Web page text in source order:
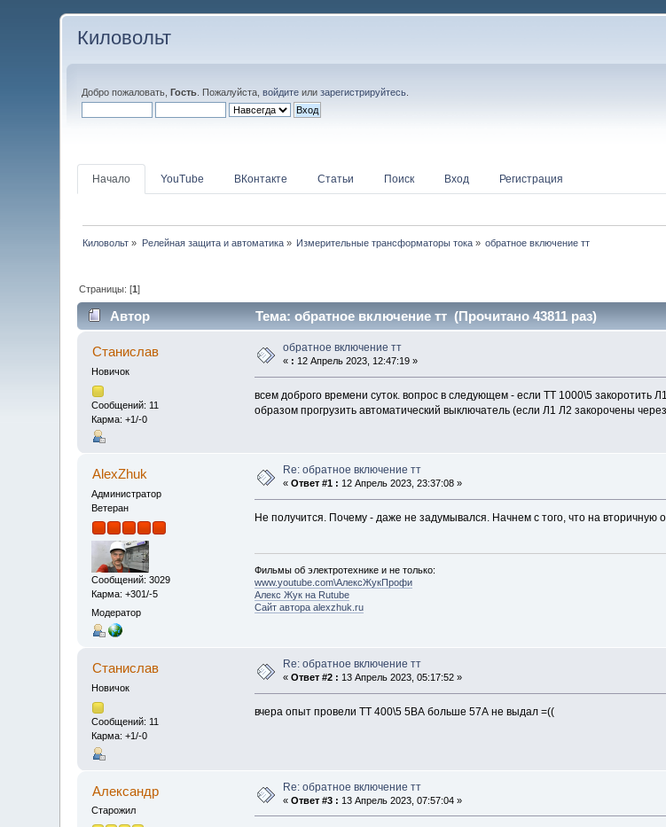
Киловольт
Добро пожаловать,Гость . Пожалуйста,войдите илизарегистрируйтесь
Начало YouTube ВКонтакте Статьи Поиск Вход Регистрация
Киловольт » Релейная защита и автоматика» Измерительные трансформаторы тока » обратное включение тт
Страницы: [1]
Автор Тема: обратное включение тт (Прочитано 43811 раз)
Станислав
Новичок
Сообщений: 11
Карма: +1/-0
обратное включение тт
« : 12 Апрель 2023, 12:47:19 »
всем доброго времени суток. вопрос в следующем - если ТТ 1000\5
образом прогрузить автоматический выключатель (если Л1 Л2 закорочены
AlexZhuk
Администратор
Ветеран
Сообщений: 3029
Карма: +301/-5
Модератор
Re: обратное включение тт
«Ответ #1 : 12 Апрель 2023, 23:37:08 »
Не получится. Почему - даже не задумывался. Начнем с того, что на вторичную
Фильмы об электротехнике и не только:
www.youtube.com\АлексЖукПрофи
Алекс Жук на Rutube
Сайт автора alexzhuk.ru
Станислав
Новичок
Сообщений: 11
Карма: +1/-0
Re: обратное включение тт
«Ответ #2 : 13 Апрель 2023, 05:17:52 »
вчера опыт провели ТТ 400\5 5ВА больше 57А не выдал =((
Алексaндр
Старожил
Re: обратное включение тт
«Ответ #3 : 13 Апрель 2023, 07:57:04 »